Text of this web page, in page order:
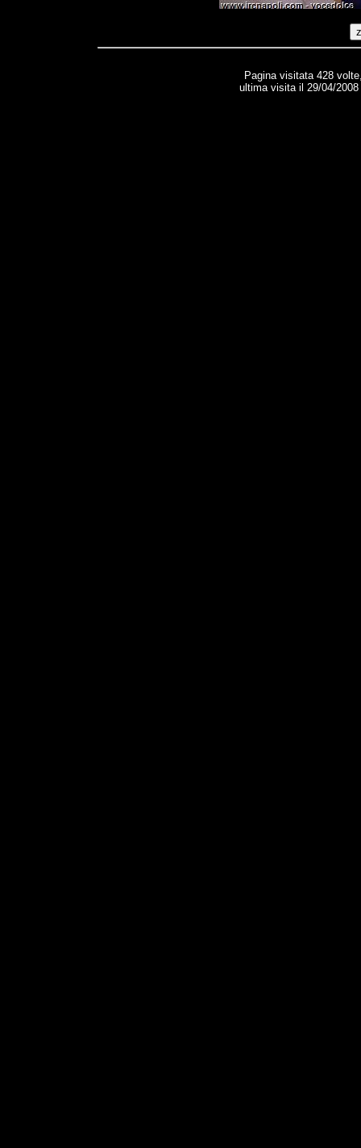
Pagina visitata 428
ultima visita il 29/04/